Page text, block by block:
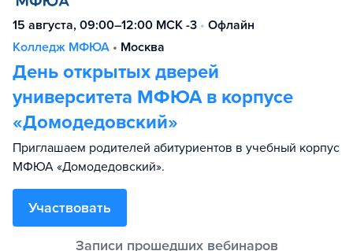
15 августа, 09:00–12:00 МСК -3 • Офлайн
Колледж МФЮА • Москва
День открытых дверей
университета МФЮА в корпусе
«Домодедовский»
Приглашаем родителей абитуриентов в учебный корпус
МФЮА «Домодедовский».
Участвовать